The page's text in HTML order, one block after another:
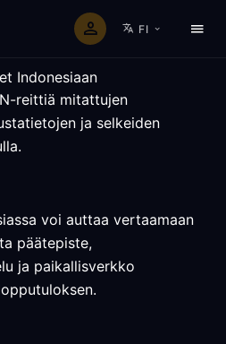
FI
Indonesiaan
reittiä mitattujen
ja selkeiden
voi auttaa vertaamaan
päätepiste,
ja paikallisverkko